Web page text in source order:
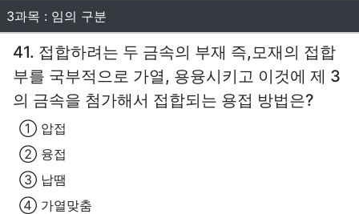
3과목 : 임의 구분
41. 접합하려는 두 금속의 부재 즉,모재의 접합
부를 국부적으로 가열, 용융시키고 이것에 제 3
의 금속을 첨가해서 접합되는 용접 방법은?
① 압접
② 융접
③ 납땜
④ 가열맞춤